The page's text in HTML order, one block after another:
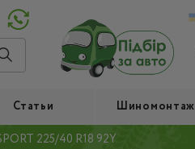
Статьи Шиномонтаж
225/40 R18 92Y